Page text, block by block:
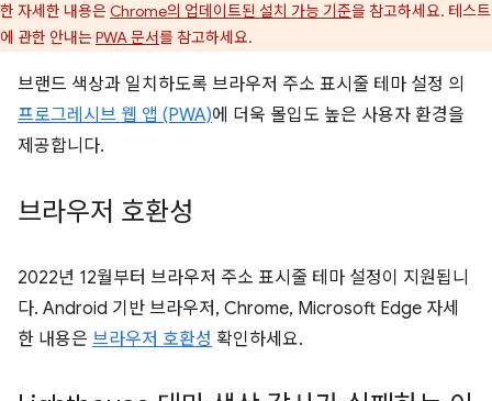
한 자세한 내용은Chrome의 업데이트된 설치 가능 기준을 참고하세요. 테스트
에 관한 안내는PWA 문서를 참고하세요.
브랜드 색상과 일치하도록 브라우저 주소 표시줄 테마 설정 의
프로그레시브 웹 앱 (PWA)에 더욱 몰입도 높은 사용자 환경을
제공합니다.
브라우저 호환성
2022년 12월부터 브라우저 주소 표시줄 테마 설정이 지원됩니
다. Android 기반 브라우저, Chrome, Microsoft Edge 자세
한 내용은 브라우저 호환성 확인하세요.